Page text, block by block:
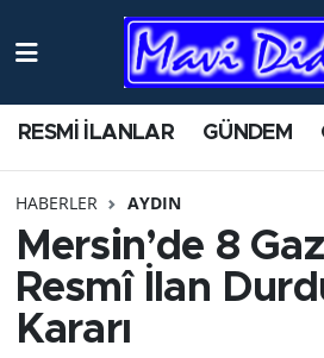
RESMİ İLANLAR GÜNDEM
HABERLER AYDIN
Mersin’de 8
Resmî İlan
Kararı
ANTİK YERLER
AYDIN
BİLİM VE TEKNOLOJİ
ÇEVRE
Nöbetçi Eczaneler
Namaz Vakitleri
Trafik Durumu
Süper Lig Puan Durumu